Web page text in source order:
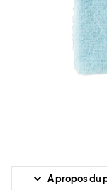
A propos du